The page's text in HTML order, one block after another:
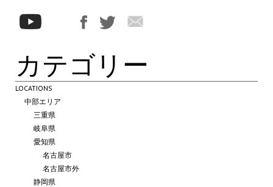
カテゴリー
LOCATIONS
中部エリア
三重県
岐阜県
愛知県
名古屋市
名古屋市外
静岡県